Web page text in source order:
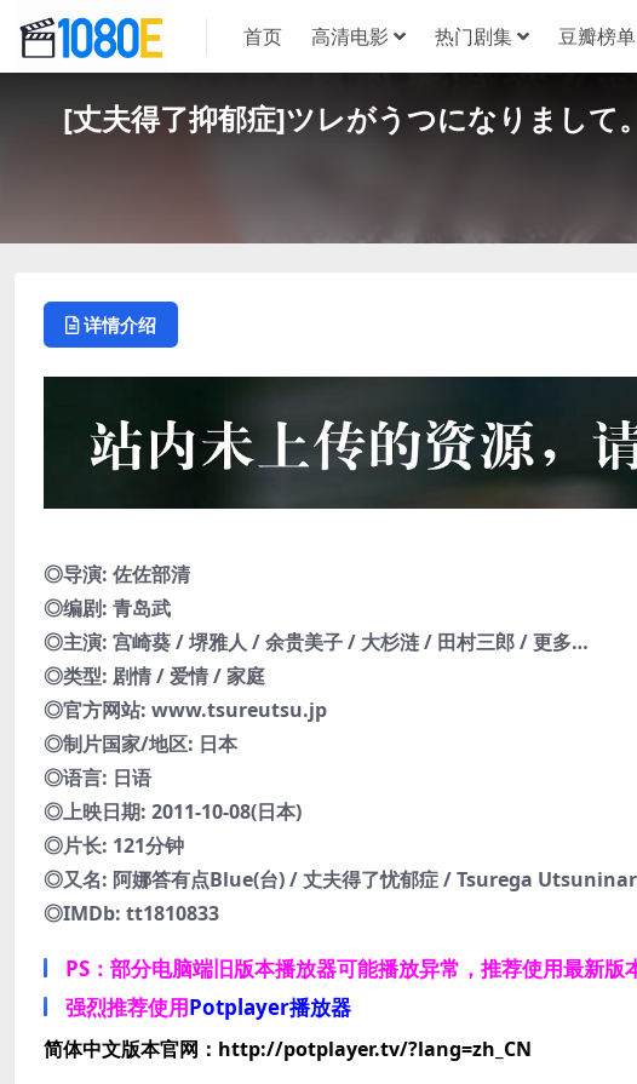
首页 高清电影 热门剧集 豆瓣榜单
[丈夫得了抑郁症]ツレがうつになりまして
详情介绍
◎导演: 佐佐部清
◎编剧: 青岛武
◎主演: 宫崎葵 / 堺雅人 / 余贵美子 / 大杉涟 / 田村三郎 / 更多…
◎类型: 剧情 / 爱情 / 家庭
◎官方网站: www.tsureutsu.jp
◎制片国家/地区: 日本
◎语言: 日语
◎上映日期: 2011-10-08(日本)
◎片长: 121分钟
◎又名: 阿娜答有点Blue(台) / 丈夫得了忧郁症 / Tsurega
◎IMDb: tt1810833
PS：部分电脑端旧版本播放器可能播放异常，推荐使用最新版
强烈推荐使用Potplayer播放器
简体中文版本官网：http://potplayer.tv/?lang=zh_CN